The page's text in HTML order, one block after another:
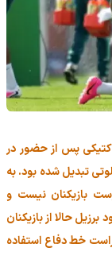
پس از حضور در
تبدیل شده بود. به
بازیکنان نیست و
حالا از بازیکنان
خط دفاع استفاده